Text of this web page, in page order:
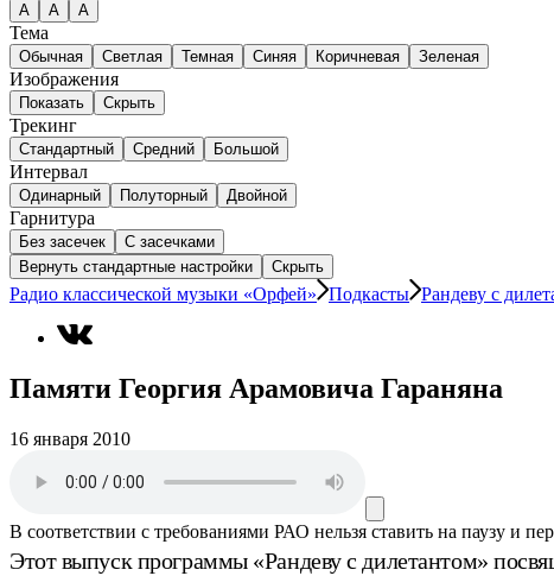
А A A
Тема
Обычная Светлая Темная Синяя Коричневая Зеленая
Изображения
Показать Скрыть
Трекинг
Стандартный Средний Большой
Интервал
Одинарный Полуторный Двойной
Гарнитура
Без засечек
С засечками
Вернуть стандартные настройки
Скрыть
Радио классической музыки «Орфей» Подкасты Рандеву с
Памяти Георгия Арамовича Гараняна
16 января 2010
В соответствии с требованиями РАО нельзя ставить на паузу и
Этот выпуск программы «Рандеву с дилетантом»